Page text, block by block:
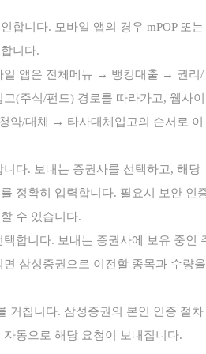
합니다. 모바일 앱의 경우 mPOP 또는
니다.
일 앱은 전체메뉴 → 뱅킹대출 → 권리/
(주식/펀드) 경로를 따라가고, 웹사이
약/대체 → 타사대체입고의 순서로 이
다. 보내는 증권사를 선택하고, 해당
정확히 입력합니다. 필요시 보안 인
수 있습니다.
합니다. 보내는 증권사에 보유 중인
삼성증권으로 이전할 종목과 수량을
거칩니다. 삼성증권의 본인 인증 절차
동으로 해당 요청이 보내집니다.